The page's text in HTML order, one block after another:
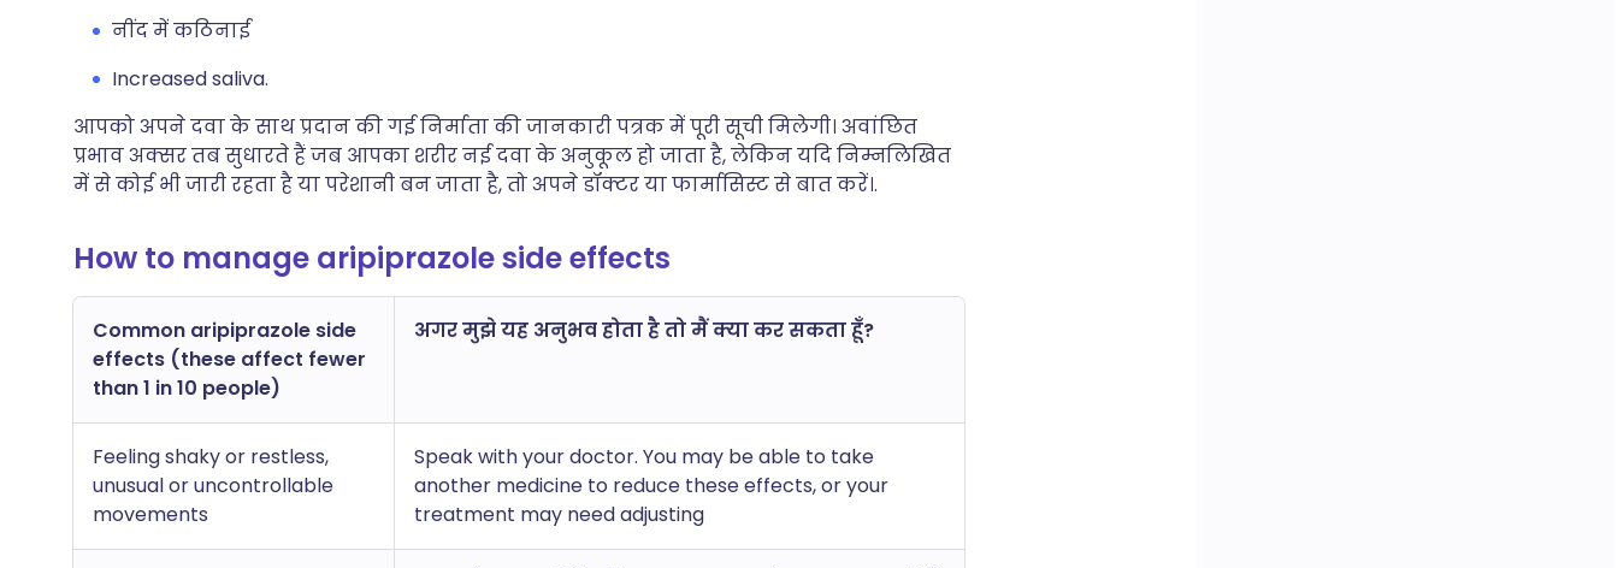
नींद में कठिनाई
Increased saliva.
आपको अपने दवा के साथ प्रदान की गई निर्माता की जानकारी पत्रक में पूरी सूची मिलेगी। अवांछित
प्रभाव अक्सर तब सुधारते हैं जब आपका शरीर नई दवा के अनुकूल हो जाता है, लेकिन यदि निम्नलिखित
में से कोई भी जारी रहता है या परेशानी बन जाता है, तो अपने डॉक्टर या फार्मासिस्ट से बात करें।.
How to manage aripiprazole side effects
Common aripiprazole side
effects (these affect fewer
than 1 in 10 people)
अगर मुझे यह अनुभव होता है तो मैं क्या कर सकता हूँ?
Feeling shaky or restless,
unusual or uncontrollable
movements
Speak with your doctor. You may be able to take
another medicine to reduce these effects, or your
treatment may need adjusting